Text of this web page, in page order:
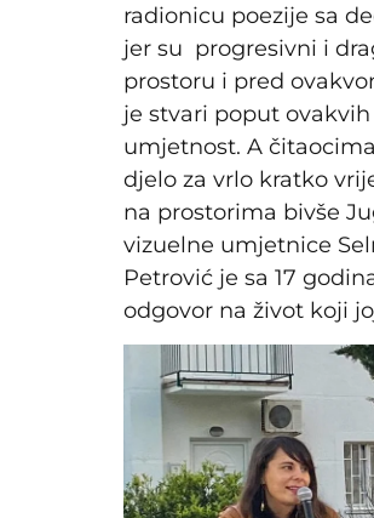
radionicu poezije sa
jer su progresivni i
prostoru i pred
je stvari poput
umjetnost. A
djelo za vrlo kratko
na prostorima bivše
vizuelne umjetnice
Petrović je sa 17
odgovor na život koji